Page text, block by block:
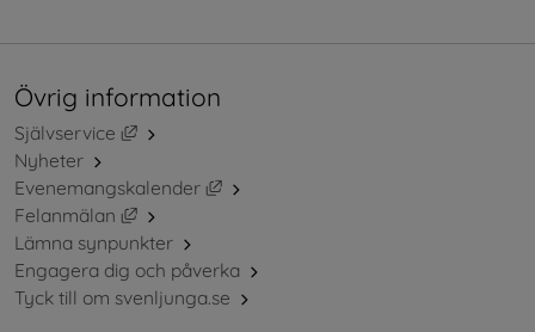
Övrig information
Självservice
Länk till annan webbplats, öppnas i nytt fönster.
Nyheter
Evenemangskalender
Länk till annan webbplats, öppnas i
Felanmälan
Länk till annan webbplats, öppnas i nytt fönster.
Lämna synpunkter
Engagera dig och påverka
Tyck till om svenljunga.se